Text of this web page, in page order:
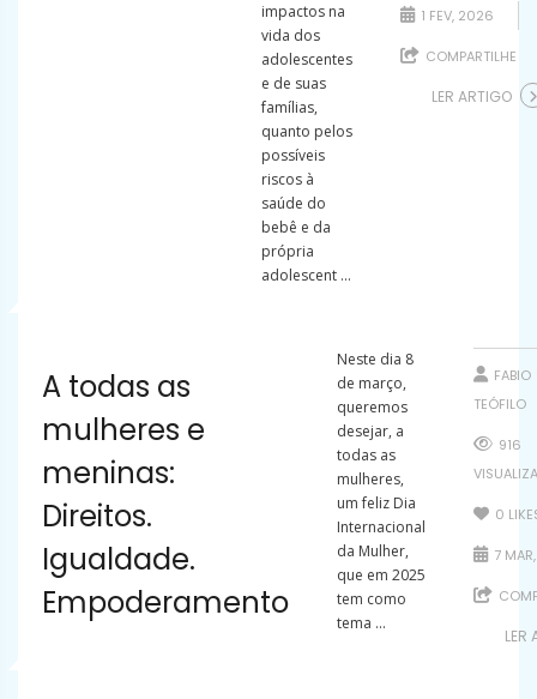
impactos na
vida dos
adolescentes
e de suas
famílias,
quanto pelos
possíveis
riscos à
saúde do
bebê e da
própria
adolescent ...
1 FEV, 2026
COMPARTILHE
LER ARTIGO
A todas as
mulheres e
meninas:
Direitos.
Igualdade.
Empoderamento
Neste dia 8
de março,
queremos
desejar, a
todas as
mulheres,
um feliz Dia
Internacional
da Mulher,
que em 2025
tem como
tema ...
FABIO
TEÓFILO
916
0
7
LER